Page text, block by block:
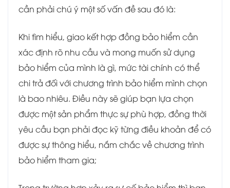
cần phải chú ý một số vấn đề sau đó là:
Khi tìm hiểu, giao kết hợp đồng bảo hiểm cần
xác định rõ nhu cầu và mong muốn sử dụng
bảo hiểm của mình là gì, mức tài chính có thể
chi trả đối với chương trình bảo hiểm mình chọn
là bao nhiêu. Điều này sẽ giúp bạn lựa chọn
được một sản phẩm thực sự phù hợp, đồng thời
yêu cầu bạn phải đọc kỹ từng điều khoản để có
được sự thông hiểu, nắm chắc về chương trình
bảo hiểm tham gia;